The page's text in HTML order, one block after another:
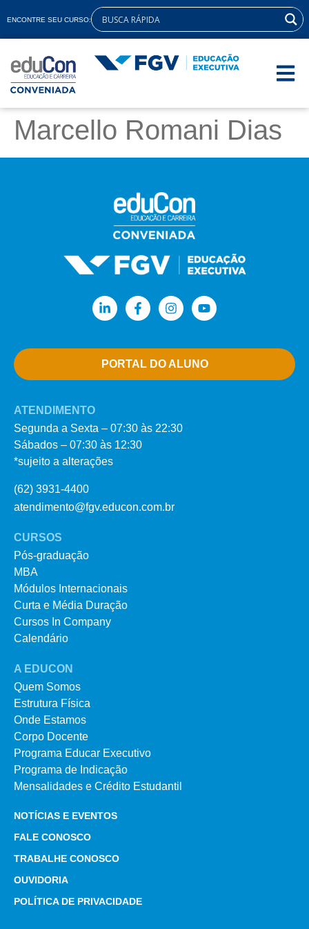
ENCONTRE SEU CURSO:
Marcello Romani Dias
PORTAL DO ALUNO
ATENDIMENTO
Segunda a Sexta – 07:30 às 22:30
Sábados – 07:30 às 12:30
*sujeito a alterações
(62) 3931-4400
atendimento@fgv.educon.com.br
CURSOS
Pós-graduação
MBA
Módulos Internacionais
Curta e Média Duração
Cursos In Company
Calendário
A EDUCON
Quem Somos
Estrutura Física
Onde Estamos
Corpo Docente
Programa Educar Executivo
Programa de Indicação
Mensalidades e Crédito Estudantil
NOTÍCIAS E EVENTOS
FALE CONOSCO
TRABALHE CONOSCO
OUVIDORIA
POLÍTICA DE PRIVACIDADE